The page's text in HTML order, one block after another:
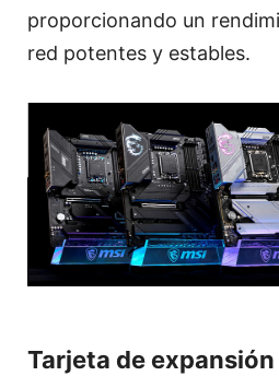
proporcionando un
red potentes y estables.
Tarjeta de expansión